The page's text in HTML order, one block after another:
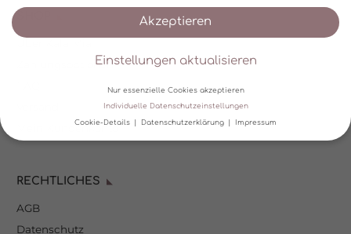
Zahlungsoptionen
Mein Kundenkonto
RECHTLICHES
AGB
Datenschutz
Akzeptieren
Einstellungen aktualisieren
Nur essenzielle Cookies akzeptieren
Individuelle Datenschutzeinstellungen
Cookie-Details Datenschutzerklärung Impressum
Wir verwenden Cookies und andere Technologien auf unserer
helfen, diese Website und Ihre Erfahrung zu verbessern.